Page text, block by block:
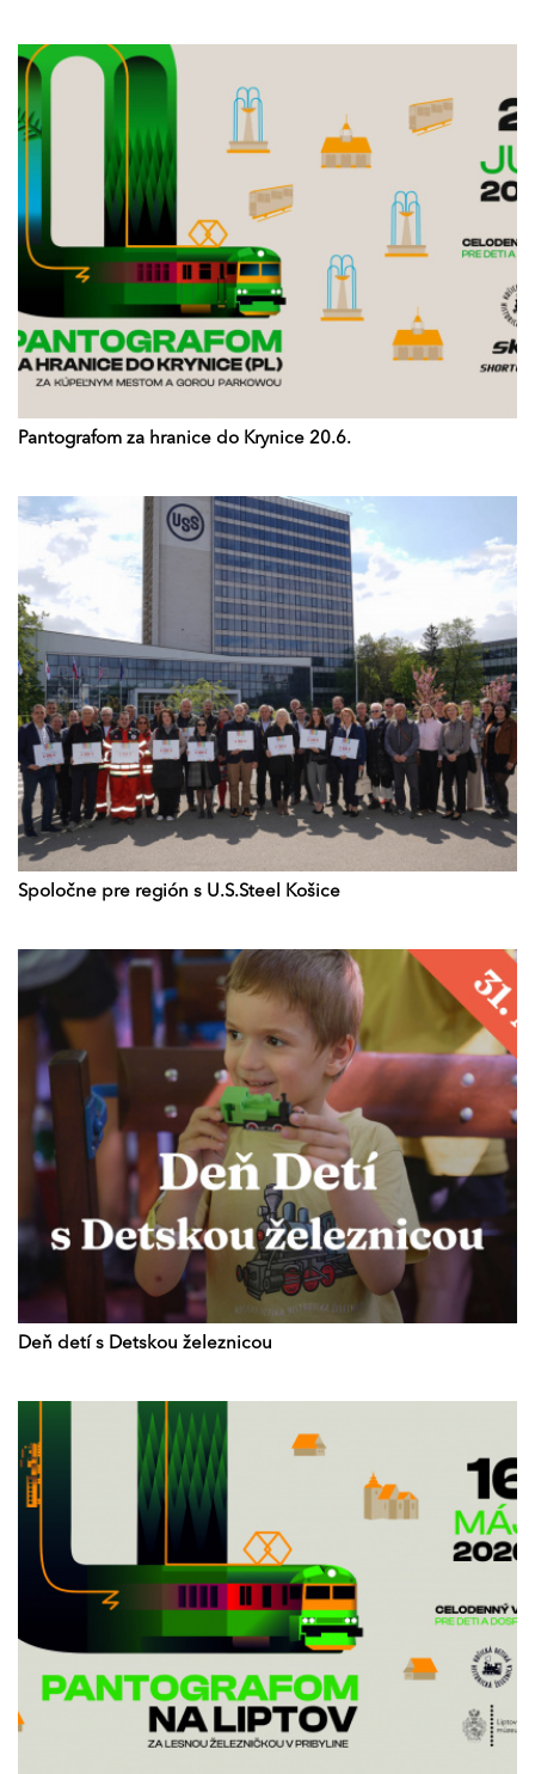
Pantografom za hranice do Krynice 20.6.
Spoločne pre región s U.S.Steel Košice
Deň detí s Detskou železnicou